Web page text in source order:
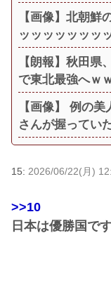
【画像】北朝鮮
ッッッッッッッ
【朗報】秋田県
で東北最強へｗ
【画像】 例の
さんが握ってい
15: 2026/06/22(月)
>>10
日本は優勝国で